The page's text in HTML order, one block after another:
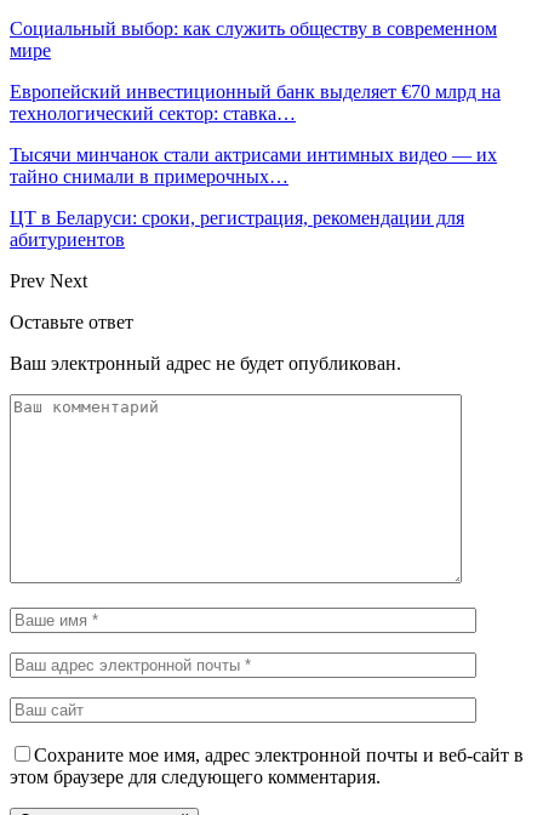
Социальный выбор: как служить обществу в современном
мире
Европейский инвестиционный банк выделяет €70 млрд на
технологический сектор: ставка…
Тысячи минчанок стали актрисами интимных видео — их
тайно снимали в примерочных…
ЦТ в Беларуси: сроки, регистрация, рекомендации для
абитуриентов
Prev Next
Оставьте ответ
Ваш электронный адрес не будет опубликован.
Сохраните мое имя, адрес электронной почты и веб-сайт в
этом браузере для следующего комментария.